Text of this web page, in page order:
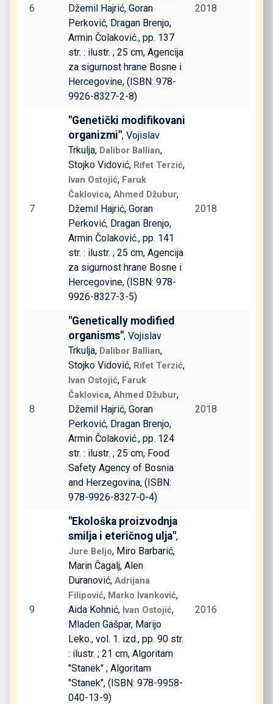
6
Džemil Hajrić, Goran
Perković, Dragan Brenjo,
Armin Čolaković., pp. 137
str. : ilustr. ; 25 cm, Agencija
za sigurnost hrane Bosne i
Hercegovine, (ISBN: 978-
9926-8327-2-8)
2018
7
"Genetički modifikovani
organizmi", Vojislav
Trkulja, Dalibor Ballian,
Stojko Vidović, Rifet Terzić,
Ivan Ostojić, Faruk
Čaklovica, Ahmed Džubur,
Džemil Hajrić, Goran
Perković, Dragan Brenjo,
Armin Čolaković., pp. 141
str. : ilustr. ; 25 cm, Agencija
za sigurnost hrane Bosne i
Hercegovine, (ISBN: 978-
9926-8327-3-5)
2018
8
"Genetically modified
organisms", Vojislav
Trkulja, Dalibor Ballian,
Stojko Vidović, Rifet Terzić,
Ivan Ostojić, Faruk
Čaklovica, Ahmed Džubur,
Džemil Hajrić, Goran
Perković, Dragan Brenjo,
Armin Čolaković., pp. 124
str. : ilustr. ; 25 cm, Food
Safety Agency of Bosnia
and Herzegovina, (ISBN:
978-9926-8327-0-4)
2018
9
"Ekološka proizvodnja
smilja i eteričnog ulja",
Jure Beljo, Miro Barbarić,
Marin Čagalj, Alen
Duranović, Adrijana
Filipović, Marko Ivanković,
Aida Kohnić, Ivan Ostojić,
Mladen Gašpar, Marijo
Leko., vol. 1. izd., pp. 90 str.
: ilustr. ; 21 cm, Algoritam
"Stanek" ; Algoritam
"Stanek", (ISBN: 978-9958-
040-13-9)
2016